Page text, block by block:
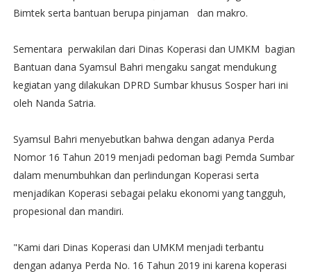
Bimtek serta bantuan berupa pinjaman dan makro.
Sementara perwakilan dari Dinas Koperasi dan UMKM bagian
Bantuan dana Syamsul Bahri mengaku sangat mendukung
kegiatan yang dilakukan DPRD Sumbar khusus Sosper hari ini
oleh Nanda Satria.
Syamsul Bahri menyebutkan bahwa dengan adanya Perda
Nomor 16 Tahun 2019 menjadi pedoman bagi Pemda Sumbar
dalam menumbuhkan dan perlindungan Koperasi serta
menjadikan Koperasi sebagai pelaku ekonomi yang tangguh,
propesional dan mandiri.
"Kami dari Dinas Koperasi dan UMKM menjadi terbantu
dengan adanya Perda No. 16 Tahun 2019 ini karena koperasi